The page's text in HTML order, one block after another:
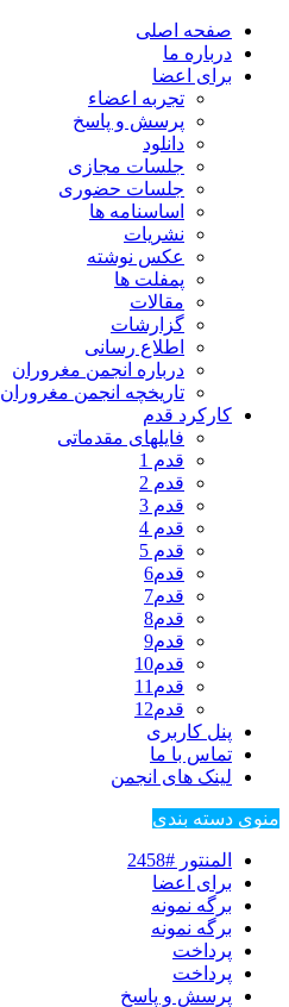
صفحه اصلی
درباره ما
برای اعضا
تجربه اعضاء
پرسش و پاسخ
دانلود
جلسات مجازی
جلسات حضوری
اساسنامه ها
نشریات
عکس نوشته
پمفلت ها
مقالات
گزارشات
اطلاع رسانی
درباره انجمن مغروران
تاریخچه انجمن مغروران
کارکرد قدم
فایلهای مقدماتی
قدم 1
قدم 2
قدم 3
قدم 4
قدم 5
قدم6
قدم7
قدم8
قدم9
قدم10
قدم11
قدم12
پنل کاربری
تماس با ما
لینک های انجمن
منوی دسته بندی
المنتور #2458
برای اعضا
برگه نمونه
برگه نمونه
پرداخت
پرداخت
پرسش و پاسخ